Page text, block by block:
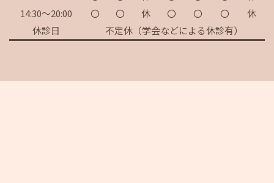
14:30～20:00
〇 〇 休 〇 〇 〇
休
休診日
不定休（学会などによる休診有）